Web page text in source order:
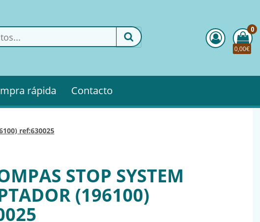
0
0,00€
rápida Contacto
ref:630025
STOP SYSTEM
(196100)